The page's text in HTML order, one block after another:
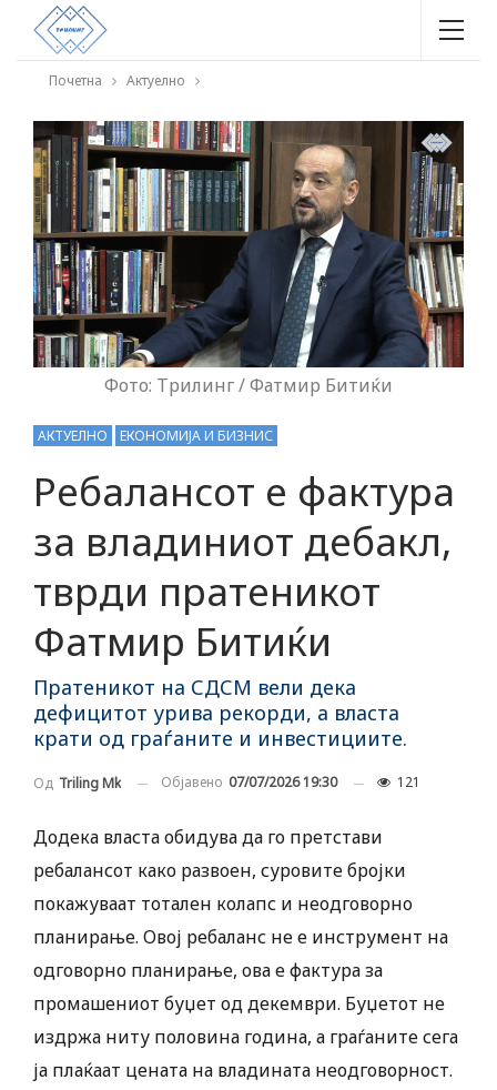
Почетна Актуелно
Фото: Трилинг / Фатмир Битиќи
АКТУЕЛНО ЕКОНОМИЈА И БИЗНИС
Ребалансот е фактура
за владиниот дебакл,
тврди пратеникот
Фатмир Битиќи
Пратеникот на СДСМ вели дека
дефицитот урива рекорди, а власта
крати од граѓаните и инвестициите.
Од Triling Mk Објавено 07/07/2026 19:30 121
Додека власта обидува да го претстави
ребалансот како развоен, суровите бројки
покажуваат тотален колапс и неодговорно
планирање. Овој ребаланс не е инструмент на
одговорно планирање, ова е фактура за
промашениот буџет од декември. Буџетот не
издржа ниту половина година, а граѓаните сега
ја плаќаат цената на владината неодговорност.